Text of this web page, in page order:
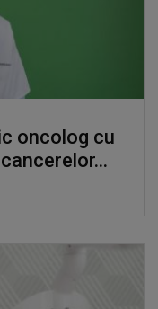
oncolog cu